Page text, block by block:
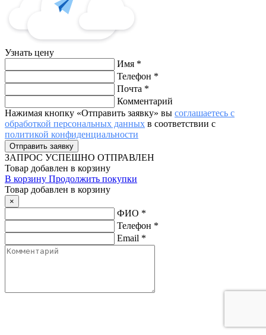
Узнать цену
Имя *
Телефон *
Почта *
Комментарий
Нажимая кнопку «Отправить заявку» вы соглашаетесь с
обработкой персональных данных в соответствии с
политикой конфиденциальности
ЗАПРОС УСПЕШНО ОТПРАВЛЕН
Товар добавлен в корзину
В корзину Продолжить покупки
Товар добавлен в корзину
×
ФИО *
Телефон *
Email *